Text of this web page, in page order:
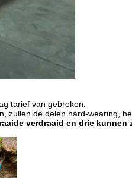
tarief van gebroken.
zullen de delen hard-wearing,
verdraaid en drie kunnen